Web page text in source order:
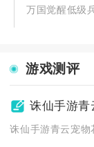
万国觉醒低级
游戏测评
诛仙手游青